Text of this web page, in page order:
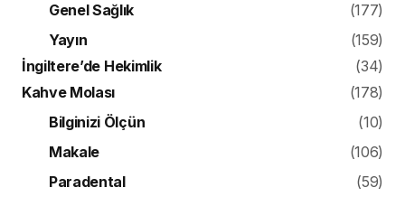
Genel Sağlık
(177)
Yayın
(159)
İngiltere’de Hekimlik
(34)
Kahve Molası
(178)
Bilginizi Ölçün
(10)
Makale
(106)
Paradental
(59)